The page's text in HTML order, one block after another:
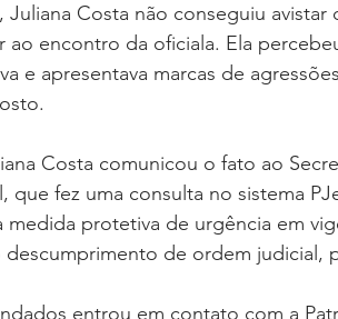
Juliana Costa não conseguiu
ao encontro da oficiala. Ela
e apresentava marcas de
Costa comunicou o fato ao
que fez uma consulta no sistema
medida protetiva de urgência em
de ordem judicial,
entrou em contato com a